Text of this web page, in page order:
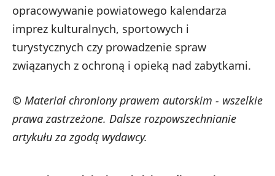
opracowywanie powiatowego kalendarza
imprez kulturalnych, sportowych i
turystycznych czy prowadzenie spraw
związanych z ochroną i opieką nad zabytkami.
© Materiał chroniony prawem autorskim - wszelkie
prawa zastrzeżone. Dalsze rozpowszechnianie
artykułu za zgodą wydawcy.